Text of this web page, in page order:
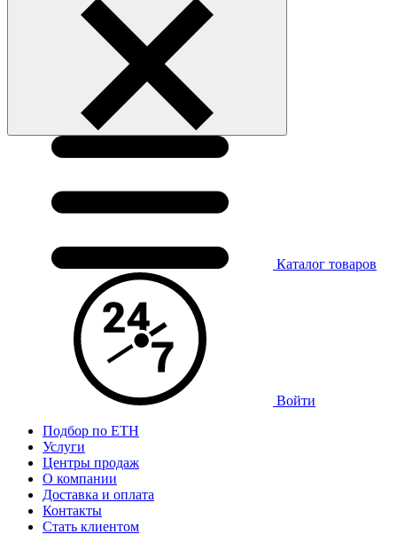
Каталог товаров
Войти
Подбор по ЕТН
Услуги
Центры продаж
О компании
Доставка и оплата
Контакты
Стать клиентом